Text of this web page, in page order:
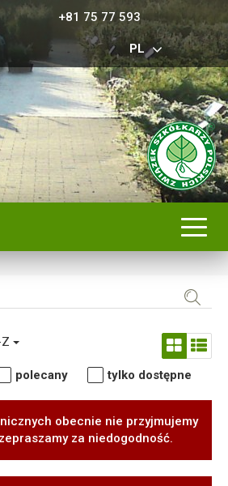
+81 75 77 593
PL
polecany tylko dostępne
obecnie nie przyjmujemy
za niedogodność.